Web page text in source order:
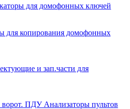
для домофонных ключей
для копирования домофонных
и зап.части для
ворот. ПДУ Анализаторы пультов